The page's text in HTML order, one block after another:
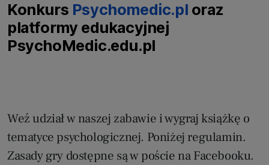
Konkurs Psychomedic.pl oraz
platformy edukacyjnej
PsychoMedic.edu.pl
Weź udział w naszej zabawie i wygraj książkę o
tematyce psychologicznej. Poniżej regulamin.
Zasady gry dostępne są w poście na Facebooku.